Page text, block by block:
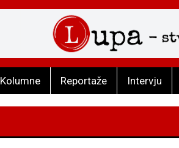
Kolumne Reportaže Intervju